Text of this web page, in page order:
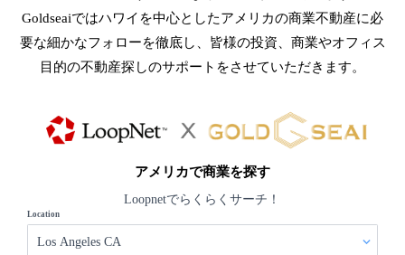
Goldseaiではハワイを中心としたアメリカの商業不動産に必
要な細かなフォローを徹底し、皆様の投資、商業やオフィス
目的の不動産探しのサポートをさせていただきます。
アメリカで商業を探す
Loopnetでらくらくサーチ！
Location